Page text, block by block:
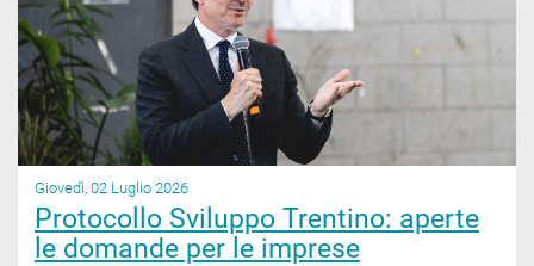
Giovedì, 02 Luglio 2026
Protocollo Sviluppo Trentino: aperte
le domande per le imprese